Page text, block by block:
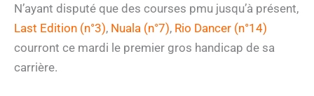
N’ayant disputé que des courses pmu jusqu’à présent,
Last Edition (n°3), Nuala (n°7), Rio Dancer (n°14)
courront ce mardi le premier gros handicap de sa
carrière.